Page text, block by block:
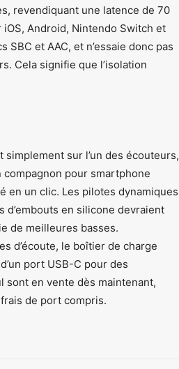
revendiquant une latence de 70
Android, Nintendo Switch et
et AAC, et n’essaie donc pas
Cela signifie que l’isolation
sur l’un des écouteurs,
compagnon pour smartphone
en un clic. Les pilotes dynamiques
en silicone devraient
de meilleures basses.
d’écoute, le boîtier de charge
port USB-C pour des
sont en vente dès maintenant,
de port compris.